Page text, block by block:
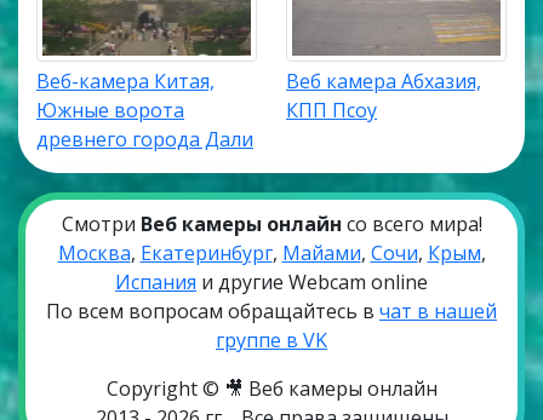
Веб-камера Китая,
Южные ворота
древнего города Дали
Веб камера Абхазия,
КПП Псоу
Смотри Веб камеры онлайн со всего мира!
Москва, Екатеринбург, Майами, Сочи, Крым,
Испания и другие Webcam online
По всем вопросам обращайтесь в чат в нашей
группе в VK
Copyright © 🎥 Веб камеры онлайн